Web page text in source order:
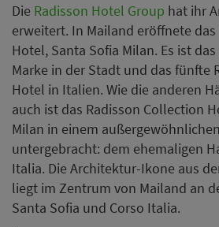
Die Radisson Hotel Group hat ihr
erweitert. In Mailand eröffnete
Hotel, Santa Sofia Milan. Es ist
Marke in der Stadt und das fünfte
Hotel in Italien. Wie die anderen
auch ist das Radisson Collection
Milan in einem
untergebracht: dem ehemaligen
Italia. Die Architektur-Ikone aus
liegt im Zentrum von Mailand an
Santa Sofia und Corso Italia.